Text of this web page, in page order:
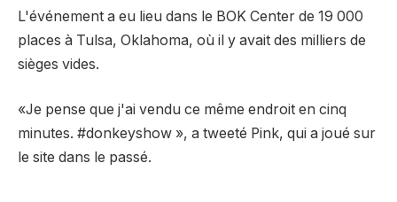
L'événement a eu lieu dans le BOK Center de 19 000
places à Tulsa, Oklahoma, où il y avait des milliers de
sièges vides.
«Je pense que j'ai vendu ce même endroit en cinq
minutes. #donkeyshow », a tweeté Pink, qui a joué sur
le site dans le passé.